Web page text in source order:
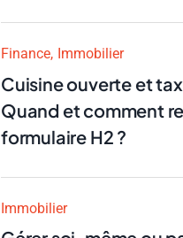
Finance Immobilier
Cuisine ouverte et
Quand et comment
formulaire H2 ?
Immobilier